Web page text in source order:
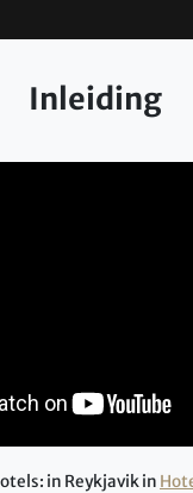
Inleiding
in Reykjavik in